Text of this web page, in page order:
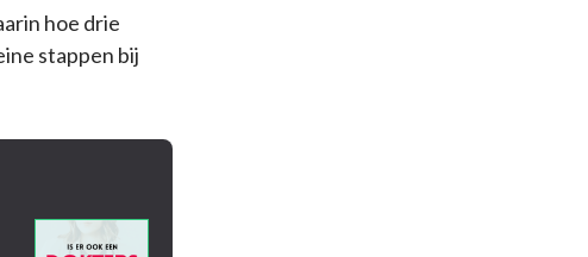
hoe drie
stappen bij